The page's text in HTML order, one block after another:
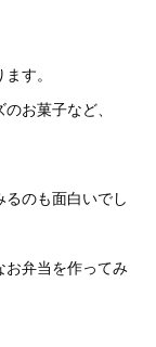
す。
お菓子など、
るのも面白いでし
お弁当を作ってみ